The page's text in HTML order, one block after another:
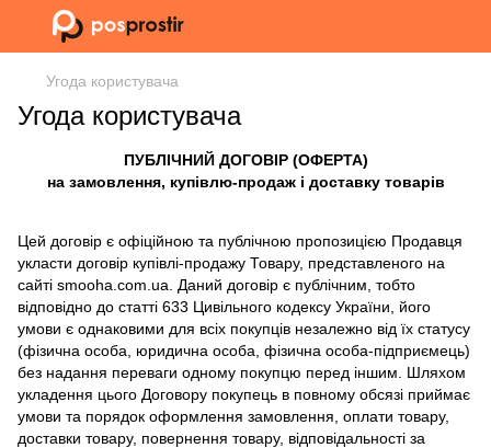
Угода користувача
Угода користувача
ПУБЛІЧНИЙ ДОГОВІР (ОФЕРТА)
на замовлення, купівлю-продаж і доставку товарів
Цей договір є офіційною та публічною пропозицією Продавця
укласти договір купівлі-продажу Товару, представленого на
сайті smooha.com.ua. Даний договір є публічним, тобто
відповідно до статті 633 Цивільного кодексу України, його
умови є однаковими для всіх покупців незалежно від їх статусу
(фізична особа, юридична особа, фізична особа-підприємець)
без надання переваги одному покупцю перед іншим. Шляхом
укладення цього Договору покупець в повному обсязі приймає
умови та порядок оформлення замовлення, оплати товару,
доставки товару, повернення товару, відповідальності за